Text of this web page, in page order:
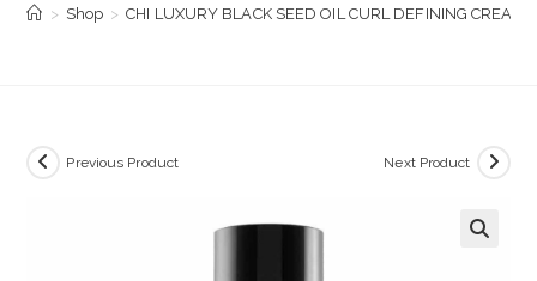
> Shop > CHI LUXURY BLACK SEED OIL CURL DEFINING
Previous Product Next Product